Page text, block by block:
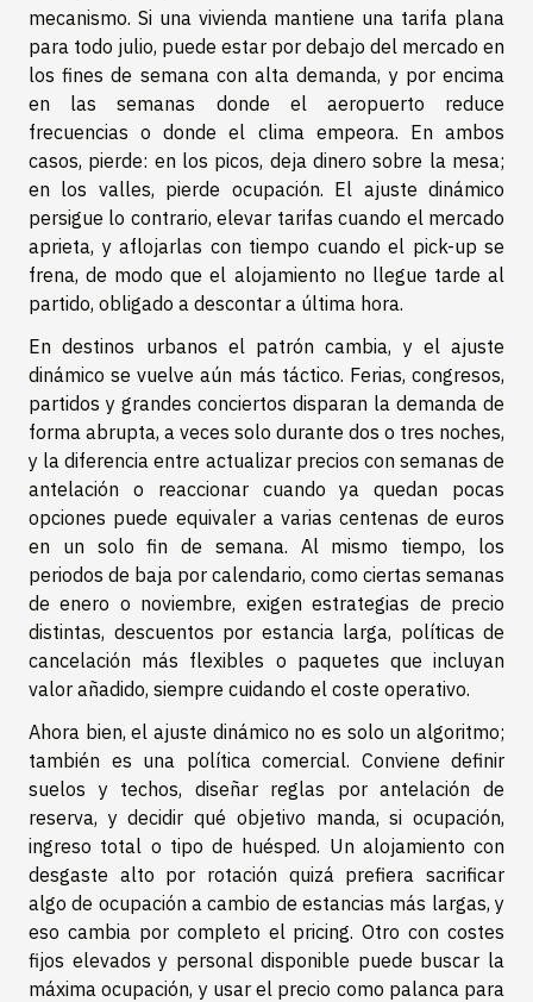
mecanismo. Si una vivienda mantiene una tarifa plana
para todo julio, puede estar por debajo del mercado en
los fines de semana con alta demanda, y por encima
en las semanas donde el aeropuerto reduce
frecuencias o donde el clima empeora. En ambos
casos, pierde: en los picos, deja dinero sobre la mesa;
en los valles, pierde ocupación. El ajuste dinámico
persigue lo contrario, elevar tarifas cuando el mercado
aprieta, y aflojarlas con tiempo cuando el pick-up se
frena, de modo que el alojamiento no llegue tarde al
partido, obligado a descontar a última hora.
En destinos urbanos el patrón cambia, y el ajuste
dinámico se vuelve aún más táctico. Ferias, congresos,
partidos y grandes conciertos disparan la demanda de
forma abrupta, a veces solo durante dos o tres noches,
y la diferencia entre actualizar precios con semanas de
antelación o reaccionar cuando ya quedan pocas
opciones puede equivaler a varias centenas de euros
en un solo fin de semana. Al mismo tiempo, los
periodos de baja por calendario, como ciertas semanas
de enero o noviembre, exigen estrategias de precio
distintas, descuentos por estancia larga, políticas de
cancelación más flexibles o paquetes que incluyan
valor añadido, siempre cuidando el coste operativo.
Ahora bien, el ajuste dinámico no es solo un algoritmo;
también es una política comercial. Conviene definir
suelos y techos, diseñar reglas por antelación de
reserva, y decidir qué objetivo manda, si ocupación,
ingreso total o tipo de huésped. Un alojamiento con
desgaste alto por rotación quizá prefiera sacrificar
algo de ocupación a cambio de estancias más largas, y
eso cambia por completo el pricing. Otro con costes
fijos elevados y personal disponible puede buscar la
máxima ocupación, y usar el precio como palanca para